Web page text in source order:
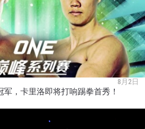
8月2日
，卡里洛即将打响踢拳首秀！